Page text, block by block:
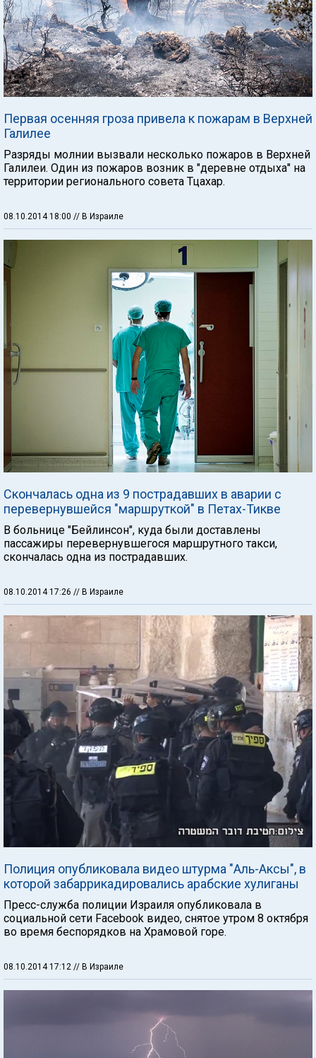
Первая осенняя гроза привела к пожарам в Верхней
Галилее
Разряды молнии вызвали несколько пожаров в Верхней
Галилеи. Один из пожаров возник в "деревне отдыха" на
территории регионального совета Тцахар.
08.10.2014 18:00 // В Израиле
Скончалась одна из 9 пострадавших в аварии с
перевернувшейся "маршруткой" в Петах-Тикве
В больнице "Бейлинсон", куда были доставлены
пассажиры перевернувшегося маршрутного такси,
скончалась одна из пострадавших.
08.10.2014 17:26 // В Израиле
Полиция опубликовала видео штурма "Аль-Аксы", в
которой забаррикадировались арабские хулиганы
Пресс-служба полиции Израиля опубликовала в
социальной сети Facebook видео, снятое утром 8 октября
во время беспорядков на Храмовой горе.
08.10.2014 17:12 // В Израиле